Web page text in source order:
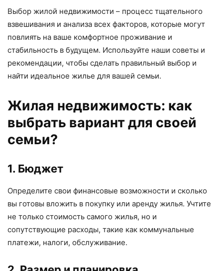
Выбор жилой недвижимости – процесс тщательного
взвешивания и анализа всех факторов, которые могут
повлиять на ваше комфортное проживание и
стабильность в будущем. Используйте наши советы и
рекомендации, чтобы сделать правильный выбор и
найти идеальное жилье для вашей семьи.
Жилая недвижимость: как
выбрать вариант для своей
семьи?
1. Бюджет
Определите свои финансовые возможности и сколько
вы готовы вложить в покупку или аренду жилья. Учтите
не только стоимость самого жилья, но и
сопутствующие расходы, такие как коммунальные
платежи, налоги, обслуживание.